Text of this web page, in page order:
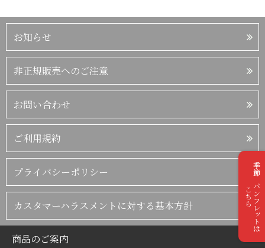
お知らせ
非正規販売へのご注意
お問い合わせ
ご利用規約
プライバシーポリシー
カスタマーハラスメントに対する基本方針
商品のご案内
季節のパンフレットは
こちら